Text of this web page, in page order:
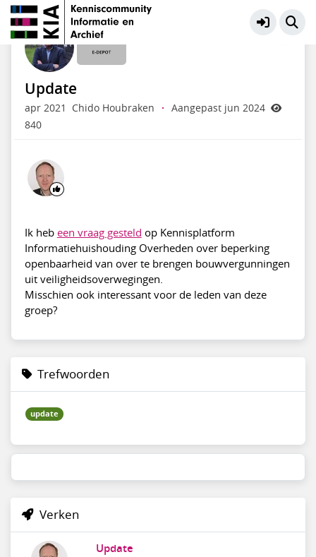
E-depot Meer
Update
apr 2021 Chido Houbraken ·
Aangepast jun 2024
840
Ik heb een vraag gesteld op Kennisplatform
Informatiehuishouding Overheden over beperking
openbaarheid van over te brengen bouwvergunningen
uit veiligheidsoverwegingen.
Misschien ook interessant voor de leden van deze
groep?
Trefwoorden
update
Verken
Update